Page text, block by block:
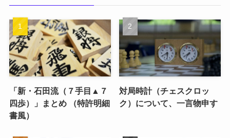
「新・石田流（７手目▲７
四歩）」まとめ （特許明細
書風）
対局時計（チェスクロッ
ク）について、一言物申す